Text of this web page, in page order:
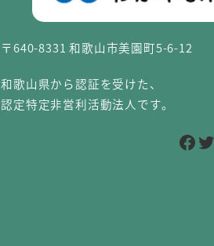
〒640-8331 和歌山市美園町5-6-12
和歌山県から認証を受けた、
認定特定非営利活動法人です。
Facebook Twitter